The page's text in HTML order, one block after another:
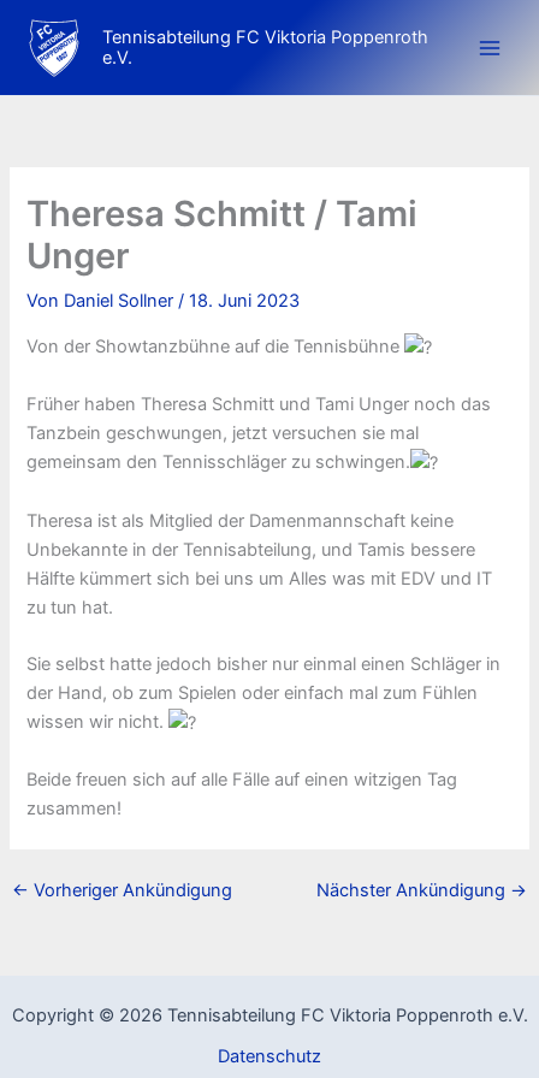
Inhalt
springen
Tennisabteilung FC Viktoria Poppenroth
e.V.
Theresa Schmitt / Tami
Unger
Von Daniel Sollner/18. Juni 2023
Von der Showtanzbühne auf die Tennisbühne
Früher haben Theresa Schmitt und Tami Unger noch das
Tanzbein geschwungen, jetzt versuchen sie mal
gemeinsam den Tennisschläger zu schwingen.
Theresa ist als Mitglied der Damenmannschaft keine
Unbekannte in der Tennisabteilung, und Tamis bessere
Hälfte kümmert sich bei uns um Alles was mit EDV und IT
zu tun hat.
Sie selbst hatte jedoch bisher nur einmal einen Schläger in
der Hand, ob zum Spielen oder einfach mal zum Fühlen
wissen wir nicht.
Beide freuen sich auf alle Fälle auf einen witzigen Tag
zusammen!
← Vorheriger Ankündigung Nächster Ankündigung →
Copyright © 2026 Tennisabteilung FC Viktoria Poppenroth e.V.
Datenschutz